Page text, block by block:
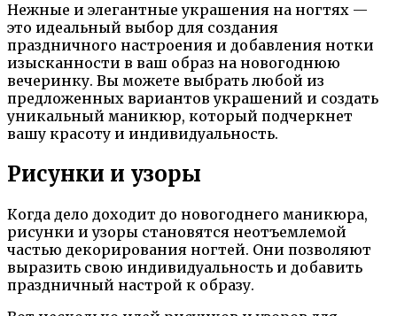
Нежные и элегантные украшения на ногтях —
это идеальный выбор для создания
праздничного настроения и добавления нотки
изысканности в ваш образ на новогоднюю
вечеринку. Вы можете выбрать любой из
предложенных вариантов украшений и создать
уникальный маникюр, который подчеркнет
вашу красоту и индивидуальность.
Рисунки и узоры
Когда дело доходит до новогоднего маникюра,
рисунки и узоры становятся неотъемлемой
частью декорирования ногтей. Они позволяют
выразить свою индивидуальность и добавить
праздничный настрой к образу.